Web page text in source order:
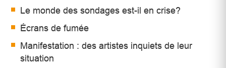
Le monde des sondages est-il en crise?
Écrans de fumée
Manifestation : des artistes inquiets de leur
situation